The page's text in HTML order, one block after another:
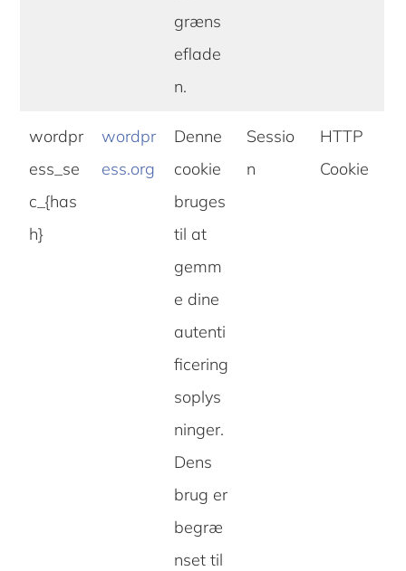
græns
eflade
n.
wordpr
ess_se
c_{has
h}
wordpr
ess.org
Denne
cookie
bruges
til at
gemm
e dine
autenti
ficering
soplys
ninger.
Dens
brug er
begræ
nset til
Sessio
n
HTTP
Cookie